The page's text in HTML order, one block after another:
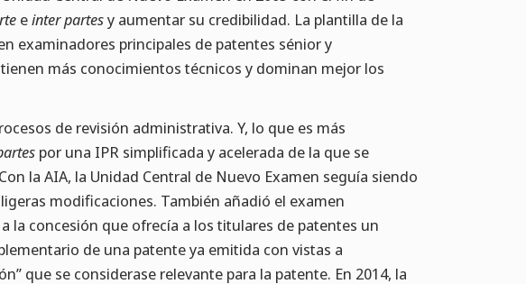
einter partesy aumentar su credibilidad. La plantilla de la
examinadores principales de patentes sénior y
más conocimientos técnicos y dominan mejor los
de revisión administrativa. Y, lo que es más
por una IPR simplificada y acelerada de la que se
la AIA, la Unidad Central de Nuevo Examen seguía siendo
modificaciones. También añadió el examen
la concesión que ofrecía a los titulares de patentes un
de una patente ya emitida con vistas a
que se considerase relevante para la patente. En 2014, la